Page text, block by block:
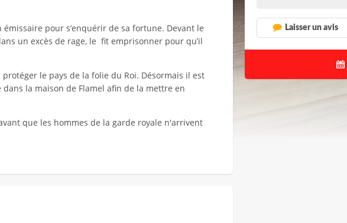
pour s’enquérir de sa fortune. Devant le
un excès de rage, le fit emprisonner pour qu’il
le pays de la folie du Roi. Désormais il est
la maison de Flamel afin de la mettre en
que les hommes de la garde royale n'arrivent
Laisser un avis